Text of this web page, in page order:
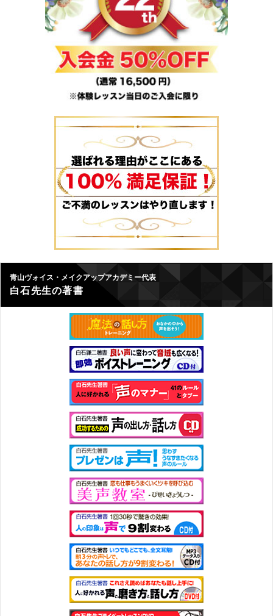
青山ヴォイス・メイクアップアカデミー代表
白石先生の著書